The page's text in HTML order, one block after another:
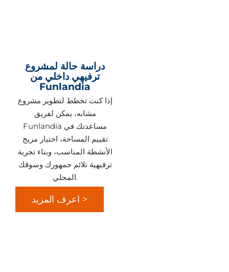
دراسة حالة لمشروع
ترفيهي داخلي من
Funlandia
إذا كنت تخطط لتطوير مشروع
مشابه، يمكن لفريق
Funlandia مساعدتك في
تقييم المساحة، اختيار مزيج
الأنشطة المناسب، وبناء تجربة
ترفيهية تلائم جمهورك وسوقك
المحلي.
اعرف المزيد >